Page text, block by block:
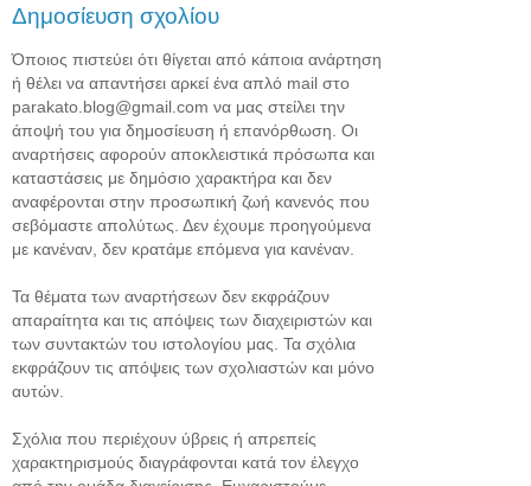
Δημοσίευση σχολίου
Όποιος πιστεύει ότι θίγεται από κάποια ανάρτηση
ή θέλει να απαντήσει αρκεί ένα απλό mail στο
parakato.blog@gmail.com να μας στείλει την
άποψή του για δημοσίευση ή επανόρθωση. Οι
αναρτήσεις αφορούν αποκλειστικά πρόσωπα και
καταστάσεις με δημόσιο χαρακτήρα και δεν
αναφέρονται στην προσωπική ζωή κανενός που
σεβόμαστε απολύτως. Δεν έχουμε προηγούμενα
με κανέναν, δεν κρατάμε επόμενα για κανέναν.
Τα θέματα των αναρτήσεων δεν εκφράζουν
απαραίτητα και τις απόψεις των διαχειριστών και
των συντακτών του ιστολογίου μας. Τα σχόλια
εκφράζουν τις απόψεις των σχολιαστών και μόνο
αυτών.
Σχόλια που περιέχουν ύβρεις ή απρεπείς
χαρακτηρισμούς διαγράφονται κατά τον έλεγχο